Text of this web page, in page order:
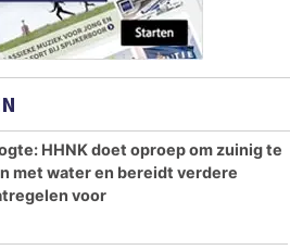
HHNK doet oproep om zuinig te
met water en bereidt verdere
voor